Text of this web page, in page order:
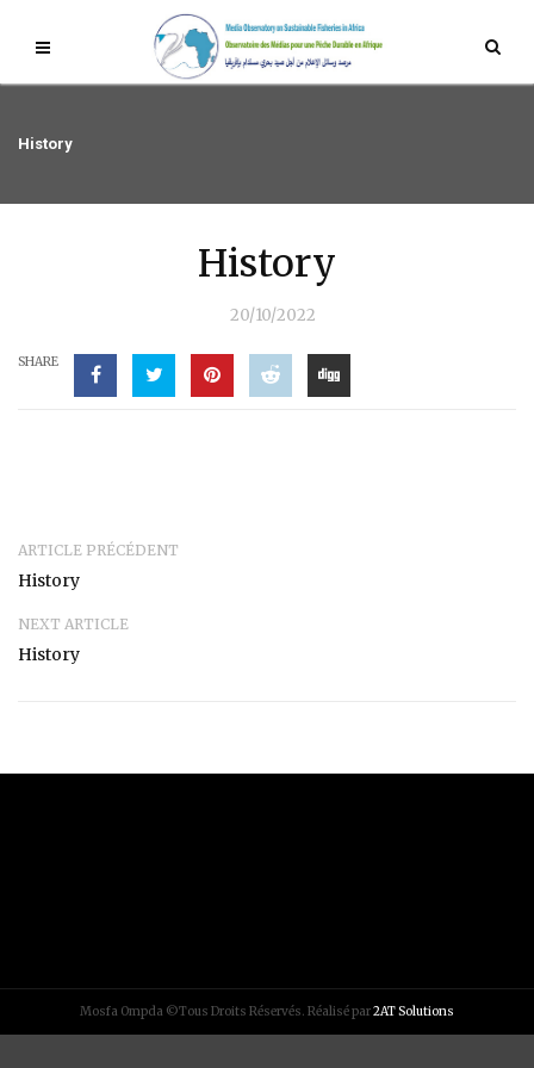
History
History
20/10/2022
SHARE
ARTICLE PRÉCÉDENT
History
NEXT ARTICLE
History
Mosfa Ompda ©Tous Droits Réservés. Réalisé par2AT Solutions